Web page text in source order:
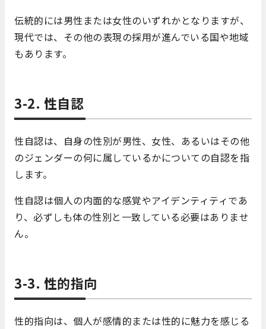
伝統的には男性または女性のいずれかとなりますが、
現代では、その他の表現の採用が進んでいる国や地域
もあります。
3-2. 性自認
性自認は、自身の性別が男性、女性、あるいはその他
のジェンダーの何に属しているかについての自認を指
します。
性自認は個人の内面的な感覚やアイデンティティであ
り、必ずしも体の性別と一致している必要はありませ
ん。
3-3. 性的指向
性的指向は、個人が感情的または性的に魅力を感じる